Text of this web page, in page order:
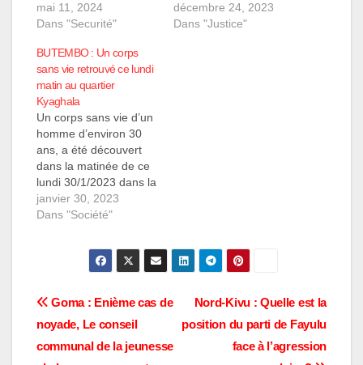
patrouilleurs affectés
dans le quartier
service de sécurité.
Des témoignages font
état de harcèlement,
de vol de téléphones et
d'argent, ainsi que
d'intimidation des
passants, surtout à
partir de 20h30,
notamment…
mai 11, 2024
Dans "Securité"
meurtre d'un chef de
cellule commis le 22
décembre 24, 2023
Dans "Justice"
BUTEMBO : Un corps
sans vie retrouvé ce lundi
matin au quartier
Kyaghala
Un corps sans vie d’un
homme d’environ 30
ans, a été découvert
dans la matinée de ce
lundi 30/1/2023 dans la
rivière qui sépare la
cellule kasesa à celle
découverte macabre a
eu lieu au quartier
Bulengera et sont les
alertés les autorités…
janvier 30, 2023
Dans "Société"
Navigation
de
Nord-Kivu : Quelle est la
position du parti de Fayulu
face à l’agression
Goma : Enième cas de
noyade, Le conseil
communal de la jeunesse